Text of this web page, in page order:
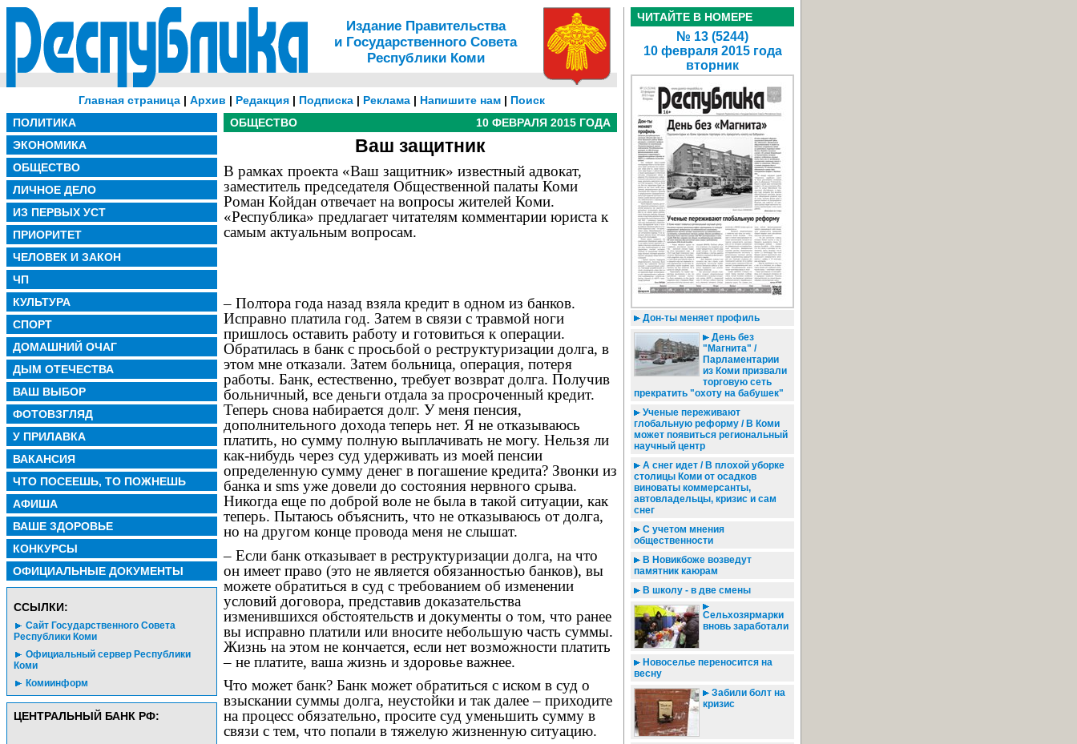
Издание Правительства
и Государственного Совета
Республики Коми
Главная страница | Архив | Редакция | Подписка | Реклама | Напишите нам | Поиск
ПОЛИТИКА
ЭКОНОМИКА
ОБЩЕСТВО
ЛИЧНОЕ ДЕЛО
ИЗ ПЕРВЫХ УСТ
ПРИОРИТЕТ
ЧЕЛОВЕК И ЗАКОН
ЧП
КУЛЬТУРА
СПОРТ
ДОМАШНИЙ ОЧАГ
ДЫМ ОТЕЧЕСТВА
ВАШ ВЫБОР
ФОТОВЗГЛЯД
У ПРИЛАВКА
ВАКАНСИЯ
ЧТО ПОСЕЕШЬ, ТО ПОЖНЕШЬ
АФИША
ВАШЕ ЗДОРОВЬЕ
КОНКУРСЫ
ОФИЦИАЛЬНЫЕ ДОКУМЕНТЫ
CСЫЛКИ:
Сайт Государственного Совета
Республики Коми
Официальный сервер Республики
Коми
Комиинформ
ЦЕНТРАЛЬНЫЙ БАНК РФ:
ОБЩЕСТВО 10 ФЕВРАЛЯ 2015 ГОДА
Ваш защитник
В рамках проекта «Ваш защитник» известный адвокат,
заместитель председателя Общественной палаты Коми
Роман Койдан отвечает на вопросы жителей Коми.
«Республика» предлагает читателям комментарии юриста к
самым актуальным вопросам.
– Полтора года назад взяла кредит в одном из банков.
Исправно платила год. Затем в связи с травмой ноги
пришлось оставить работу и готовиться к операции.
Обратилась в банк с просьбой о реструктуризации долга, в
этом мне отказали. Затем больница, операция, потеря
работы. Банк, естественно, требует возврат долга. Получив
больничный, все деньги отдала за просроченный кредит.
Теперь снова набирается долг. У меня пенсия,
дополнительного дохода теперь нет. Я не отказываюсь
платить, но сумму полную выплачивать не могу. Нельзя ли
как-нибудь через суд удерживать из моей пенсии
определенную сумму денег в погашение кредита? Звонки из
банка и sms уже довели до состояния нервного срыва.
Никогда еще по доброй воле не была в такой ситуации, как
теперь. Пытаюсь объяснить, что не отказываюсь от долга,
но на другом конце провода меня не слышат.
– Если банк отказывает в реструктуризации долга, на что
он имеет право (это не является обязанностью банков), вы
можете обратиться в суд с требованием об изменении
условий договора, представив доказательства
изменившихся обстоятельств и документы о том, что ранее
вы исправно платили или вносите небольшую часть суммы.
Жизнь на этом не кончается, если нет возможности платить
– не платите, ваша жизнь и здоровье важнее.
Что может банк? Банк может обратиться с иском в суд о
взыскании суммы долга, неустойки и так далее – приходите
на процесс обязательно, просите суд уменьшить сумму в
связи с тем, что попали в тяжелую жизненную ситуацию.
ЧИТАЙТЕ В НОМЕРЕ
№ 13 (5244)
10 февраля 2015 года
вторник
Дон-ты меняет профиль
День без
"Магнита" /
Парламентарии
из Коми призвали
торговую сеть
прекратить "охоту на бабушек"
Ученые переживают
глобальную реформу / В Коми
может появиться региональный
научный центр
А снег идет / В плохой уборке
столицы Коми от осадков
виноваты коммерсанты,
автовладельцы, кризис и сам
снег
С учетом мнения
общественности
В Новикбоже возведут
памятник каюрам
В школу - в две смены
Сельхозярмарки
вновь заработали
Новоселье переносится на
весну
Забили болт на
кризис